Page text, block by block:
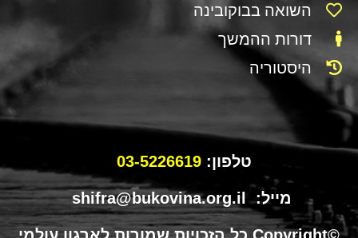
השואה בבוקובינה
דורות ההמשך
היסטוריה
טלפון:03-5226619
מייל: shifra@bukovina.org.il